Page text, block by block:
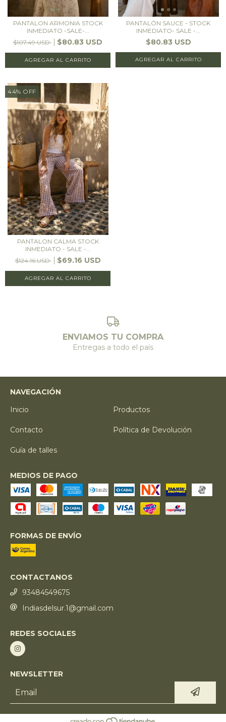
PANTALON ARMONIA STOCK
INMEDIATO -SALE-...
$107.49 USD
$80.83 USD
AGREGAR AL CARRITO
PANTALÓN SAUCE - STOCK
INMEDIATO- SALE -...
$80.83 USD
AGREGAR AL CARRITO
44% OFF
PANTALON CALMA STOCK
INMEDIATO - SALE -...
$124.16 USD
$69.16 USD
AGREGAR AL CARRITO
ENVIAMOS TU COMPRA
Entregas a todo el país
NAVEGACIÓN
Inicio
Productos
Contacto Política de Devolución
Guía de talles
MEDIOS DE PAGO
FORMAS DE ENVÍO
CONTACTANOS
93484549675
Indiasdelsur.1@gmail.com
REDES SOCIALES
NEWSLETTER